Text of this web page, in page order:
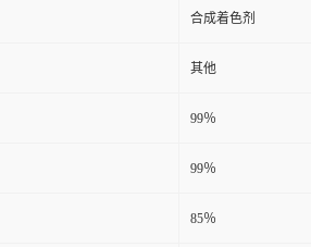
合成着色剂
其他
99％
99％
85％